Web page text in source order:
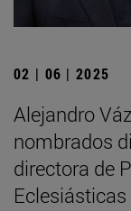
02 | 06 | 2025
Alejandro
nombrados
directora de